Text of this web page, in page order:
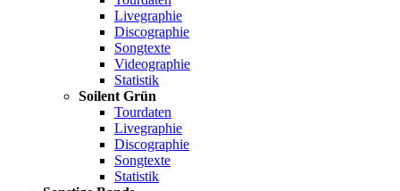
Livegraphie
Discographie
Songtexte
Videographie
Statistik
Soilent Grün
Tourdaten
Livegraphie
Discographie
Songtexte
Statistik